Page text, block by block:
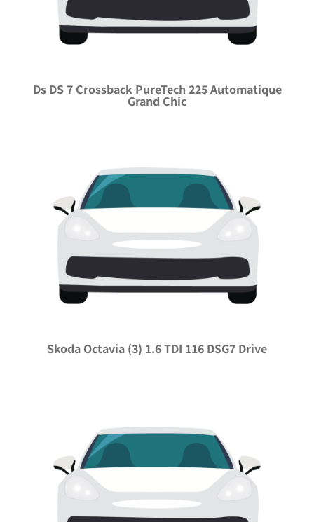
Ds DS 7 Crossback PureTech 225 Automatique
Grand Chic
Skoda Octavia (3) 1.6 TDI 116 DSG7 Drive